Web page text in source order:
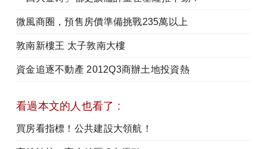
微風商圈，預售房價準備挑戰235萬以上
敦南新樓王 太子敦南大樓
資金追逐不動產 2012Q3商辦土地投資熱
看過本文的人也看了 :
買房看指標！公共建設大領航！